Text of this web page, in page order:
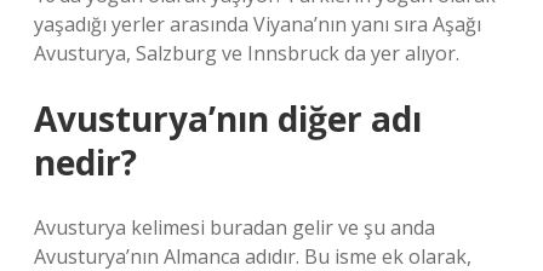
yaşadığı yerler arasında Viyana’nın yanı sıra Aşağı
Avusturya, Salzburg ve Innsbruck da yer alıyor.
Avusturya’nın diğer adı
nedir?
Avusturya kelimesi buradan gelir ve şu anda
Avusturya’nın Almanca adıdır. Bu isme ek olarak,